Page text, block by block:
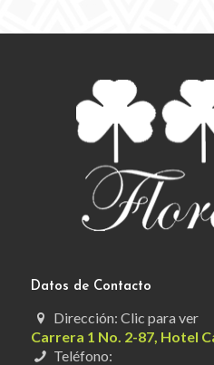
Datos de Contacto
Dirección: Clic para ver
Carrera 1 No. 2-87, Hotel
Teléfono: